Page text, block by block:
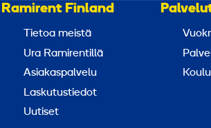
Ramirent Finland
Tietoa meistä
Ura Ramirentillä
Asiakaspalvelu
Laskutustiedot
Uutiset